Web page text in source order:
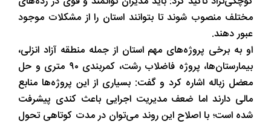
مختلف منصوب شوند تا بتوانند استان را از مشکلات موجود
عبور دهند.
او به برخی پروژه‌های مهم استان از جمله منطقه آزاد انزلی،
بیمارستان‌ها، پروژه فاضلاب رشت، کمربندی ۹۰ متری و حل
معضل زباله اشاره کرد و گفت: بسیاری از این پروژه‌ها منابع
مالی دارند اما ضعف مدیریت اجرایی باعث کندی پیشرفت
شده است؛ با اصلاح این روند می‌توان در مدت کوتاهی تحول